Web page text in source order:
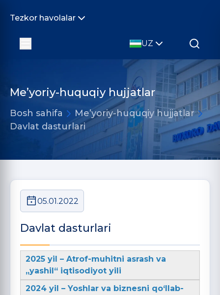
Tezkor havolalar
UZ
Me’yoriy-huquqiy hujjatlar
Bosh sahifa
Me’yoriy-huquqiy hujjatlar
Davlat dasturlari
05.01.2022
Davlat dasturlari
2025 yil – Atrof-muhitni asrash va
„yashil“ iqtisodiyot yili
2024 yil – Yoshlar va biznesni qo‘llab-